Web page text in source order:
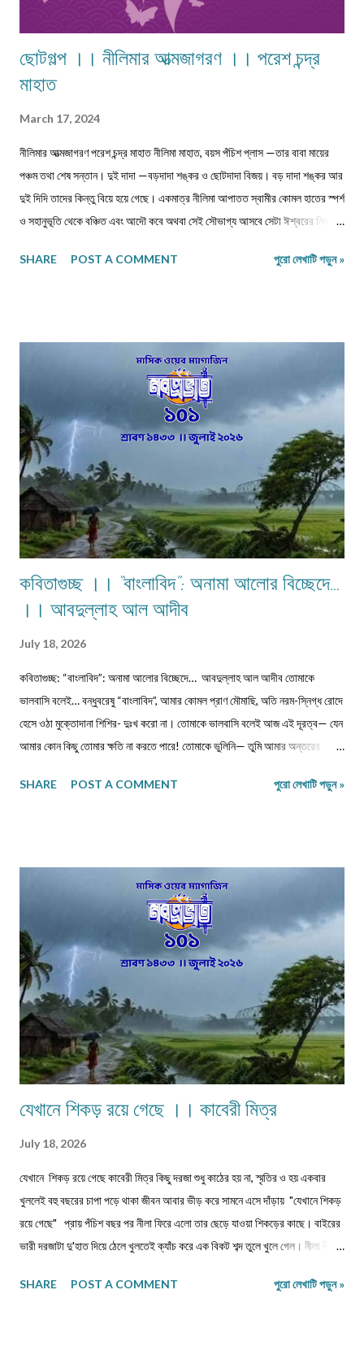
ছোটগল্প ।। নীলিমার আত্মজাগরণ ।। পরেশ চন্দ্র
মাহাত
March 17, 2024
নীলিমার আত্মজাগরণ পরেশ চন্দ্র মাহাত নীলিমা মাহাত, বয়স পঁচিশ প্লাস —তার বাবা মায়ের
পঞ্চম তথা শেষ সন্তান। দুই দাদা —বড়দাদা শঙ্কর ও ছোটদাদা বিজয়। বড় দাদা শঙ্কর আর
দুই দিদি তাদের কিন্তু বিয়ে হয়ে গেছে। একমাত্র নীলিমা আপাতত স্বামীর কোমল হাতের স্পর্শ
ও সহানুভূতি থেকে বঞ্চিত এবং আদৌ কবে অথবা সেই সৌভাগ্য আসবে সেটা ঈশ্বরের নিকটই
তারও জীবনসঙ্গিনী জুটেনি। মোট সাতজন সদস্য নিয়ে গঠিত সংসার নীলিমাদের পরিবার।
পড়াশুনার প্রতি যথেষ্ট তৎপর ও সহানুভূতিশীল। তাদের পড়াশুনায় কোনো খামতি রাখেননি।
যথা সময়ে তাদেরকে বিদ্যালয়ের মুখ দেখিয়েছে – টিউশনের বন্দোবস্ত করেছে। তাদের জীবন
যাতে সুখকর হয় সেটাই প্রতিদিন ভগবানের কাছে প্রার্থনা করেছে। পাঁচ-পাঁচটি ছেলেমেয়ের
মধ্যে সবাইকে উচ্চশিক্ষিত করে তোলা একপ...
SHARE POST A COMMENT পুরো লেখাটি পড়ুন »
কবিতাগুচ্ছ ।। “বাংলাবিদ”: অনামা আলোর বিচ্ছেদে…
।। আবদুল্লাহ আল আদীব
July 18, 2026
কবিতাগুচ্ছ: “বাংলাবিদ”: অনামা আলোর বিচ্ছেদে… আবদুল্লাহ আল আদীব তোমাকে
ভালবাসি বলেই… বন্ধুবরেষু “বাংলাবিদ”, আমার কোমল প্রাণ মৌমাছি, অতি নরম-স্নিগ্ধ রোদে
হেসে ওঠা মুক্তোদানা শিশির- দুঃখ করো না। তোমাকে ভালবাসি বলেই আজ এই দূরত্ব— যেন
আমার কোন কিছু তোমার ক্ষতি না করতে পারে! তোমাকে ভুলিনি— তুমি আমার অন্তরের
প্রতিটি নিঃশ্বাসে তোমার নাম প্রকম্পিত হয়, যেন ধারালো ছুরি বুক চিরে রক্ত ঝরায়। ভুলতে
অদৃশ্য, অমোঘ, যেন প্রতিটি ক্ষতচিহ্নে চিরন্তন বসবাস করা এক নিঃশব্দ মৃত্যু। ক্ষত-নিবদ্ধ
বাঁশি… প্রিয় “বাংলাবিদ” আমার, কি এক আশ্চর্য সমর্পণ তন্ময়তা, মোহময় আকর্ষণ, বকুলের
বিহ্বল ঘ্রাণ তোমার সত্তায়! তোমার বিস্তীর্ণ গালিচা থেকে বিদীর্ণ হয়ে আজ আমি বিচ্ছেদের
নিঃ...
SHARE POST A COMMENT পুরো লেখাটি পড়ুন »
যেখানে শিকড় রয়ে গেছে ।। কাবেরী মিত্র
July 18, 2026
যেখানে শিকড় রয়ে গেছে কাবেরী মিত্র কিছু দরজা শুধু কাঠের হয় না, স্মৃতির ও হয় একবার
খুললেই বহু বছরের চাপা পড়ে থাকা জীবন আবার ভীড় করে সামনে এসে দাঁড়ায় "যেখানে শিকড়
রয়ে গেছে" প্রায় পঁচিশ বছর পর নীলা ফিরে এলো তার ছেড়ে যাওয়া শিকড়ের কাছে। বাইরের
ভারী দরজাটা দু'হাত দিয়ে ঠেলে খুলতেই ক্যাঁচ করে এক বিকট শব্দ তুলে খুলে গেল। নীলা ধীরে
থমকে দাঁড়িয়ে আছে। আজও একইভাবে দাঁড়িয়ে আছে উঠোনের একধারে নিজে থেকে বেড়ে
SHARE POST A COMMENT পুরো লেখাটি পড়ুন »